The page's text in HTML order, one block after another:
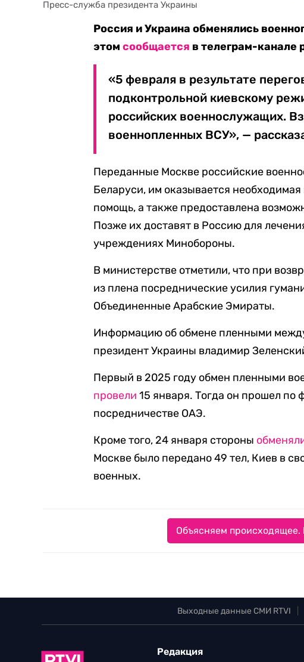
Пресс-служба президента Украины
Россия и Украина обменялись
этомсообщается в телеграм-канале
«5 февраля в результате
подконтрольной киевскому
российских военнослужащих.
военнопленных ВСУ», —
Переданные Москве российские
Беларуси, им оказывается
помощь, а также предоставлена
Позже их доставят в Россию для
учреждениях Минобороны.
В министерстве отметили, что при
из плена посреднические усилия
Объединенные Арабские Эмираты.
Информацию об обмене пленными
президент Украины владимир
Первый в 2025 году обмен пленными
провели 15 января. Тогда он прошел по
посредничестве ОАЭ.
Кроме того, 24 января стороны
Москве было передано 49 тел, Киев в
военных.
Объясняем происходящее.
Выходные данные СМИ RTVI
Редакция